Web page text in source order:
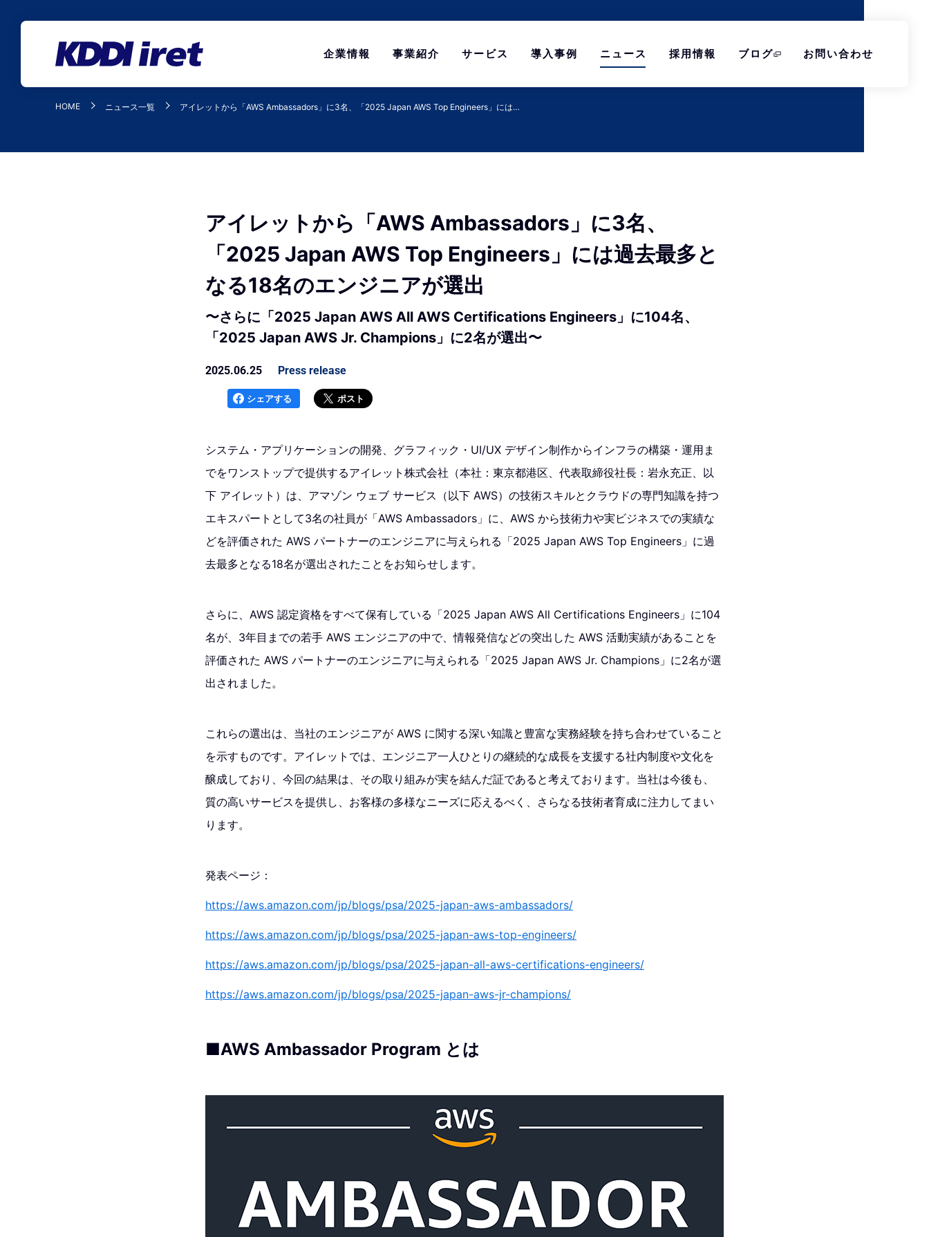
企業情報 事業紹介 サービス 導入事例 ニュース 採用情報 ブログ お問い合わせ
HOME ニュース一覧 アイレットから「AWS Ambassadors」に3名、「2025 Japan AWS Top Engineers」には…
アイレットから「AWS Ambassadors」に3名、
「2025 Japan AWS Top Engineers」には過去最多と
なる18名のエンジニアが選出
〜さらに「2025 Japan AWS All AWS Certifications Engineers」に104名、
「2025 Japan AWS Jr. Champions」に2名が選出〜
2025.06.25 Press release
シェアする ポスト
システム・アプリケーションの開発、グラフィック・UI/UX デザイン制作からインフラの構築・運用ま
でをワンストップで提供するアイレット株式会社（本社：東京都港区、代表取締役社長：岩永充正、以
下 アイレット）は、アマゾン ウェブ サービス（以下 AWS）の技術スキルとクラウドの専門知識を持つ
エキスパートとして3名の社員が「AWS Ambassadors」に、AWS から技術力や実ビジネスでの実績な
どを評価された AWS パートナーのエンジニアに与えられる「2025 Japan AWS Top Engineers」に過
去最多となる18名が選出されたことをお知らせします。
さらに、AWS 認定資格をすべて保有している「2025 Japan AWS All Certifications Engineers」に104
名が、3年目までの若手 AWS エンジニアの中で、情報発信などの突出した AWS 活動実績があることを
評価された AWS パートナーのエンジニアに与えられる「2025 Japan AWS Jr. Champions」に2名が選
出されました。
これらの選出は、当社のエンジニアが AWS に関する深い知識と豊富な実務経験を持ち合わせていること
を示すものです。アイレットでは、エンジニア一人ひとりの継続的な成長を支援する社内制度や文化を
醸成しており、今回の結果は、その取り組みが実を結んだ証であると考えております。当社は今後も、
質の高いサービスを提供し、お客様の多様なニーズに応えるべく、さらなる技術者育成に注力してまい
ります。
発表ページ：
https://aws.amazon.com/jp/blogs/psa/2025-japan-aws-ambassadors/
https://aws.amazon.com/jp/blogs/psa/2025-japan-aws-top-engineers/
https://aws.amazon.com/jp/blogs/psa/2025-japan-all-aws-certifications-engineers/
https://aws.amazon.com/jp/blogs/psa/2025-japan-aws-jr-champions/
■AWS Ambassador Program とは